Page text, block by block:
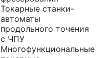
Токарные станки-
автоматы
продольного точения
с ЧПУ
Многофункциональные